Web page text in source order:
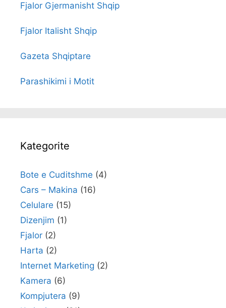
Fjalor Gjermanisht Shqip
Fjalor Italisht Shqip
Gazeta Shqiptare
Parashikimi i Motit
Kategorite
Bote e Cuditshme (4)
Cars – Makina (16)
Celulare (15)
Dizenjim (1)
Fjalor (2)
Harta (2)
Internet Marketing (2)
Kamera (6)
Kompjutera (9)